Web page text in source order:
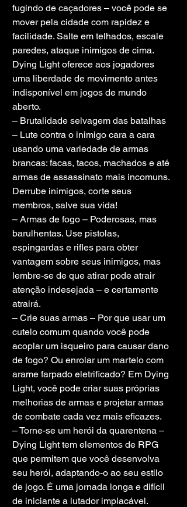
fugindo de caçadores – você pode se
mover pela cidade com rapidez e
facilidade. Salte em telhados, escale
paredes, ataque inimigos de cima.
Dying Light oferece aos jogadores
uma liberdade de movimento antes
indisponível em jogos de mundo
aberto.
– Brutalidade selvagem das batalhas
– Lute contra o inimigo cara a cara
usando uma variedade de armas
brancas: facas, tacos, machados e até
armas de assassinato mais incomuns.
Derrube inimigos, corte seus
membros, salve sua vida!
– Armas de fogo – Poderosas, mas
barulhentas. Use pistolas,
espingardas e rifles para obter
vantagem sobre seus inimigos, mas
lembre-se de que atirar pode atrair
atenção indesejada – e certamente
atrairá.
– Crie suas armas – Por que usar um
cutelo comum quando você pode
acoplar um isqueiro para causar dano
de fogo? Ou enrolar um martelo com
arame farpado eletrificado? Em Dying
Light, você pode criar suas próprias
melhorias de armas e projetar armas
de combate cada vez mais eficazes.
– Torne-se um herói da quarentena –
Dying Light tem elementos de RPG
que permitem que você desenvolva
seu herói, adaptando-o ao seu estilo
de jogo. É uma jornada longa e difícil
de iniciante a lutador implacável.